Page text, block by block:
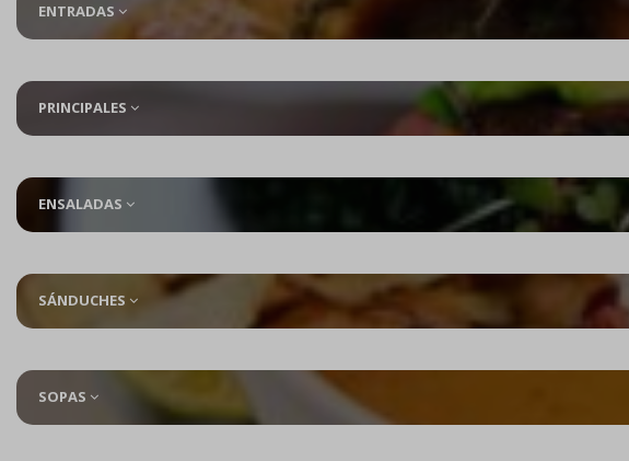
ENTRADAS
PRINCIPALES
ENSALADAS
SÁNDUCHES
SOPAS